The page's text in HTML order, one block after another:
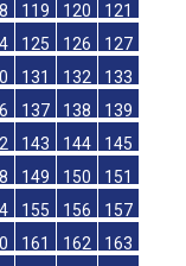
119 120
121
125 126
127
131 132
133
137 138
139
143 144
145
149 150
151
155 156
157
161 162
163